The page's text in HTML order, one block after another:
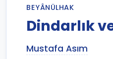
BEYÂNÜLHAK
Dindarlık
Mustafa Asım